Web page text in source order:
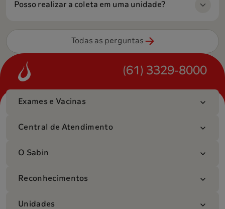
Posso realizar a coleta em uma unidade?
Todas as perguntas
(61) 3329-8000
Exames e Vacinas
Central de Atendimento
O Sabin
Reconhecimentos
Unidades